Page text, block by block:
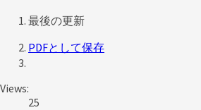
最後の更新
PDFとして保存
Views:
25